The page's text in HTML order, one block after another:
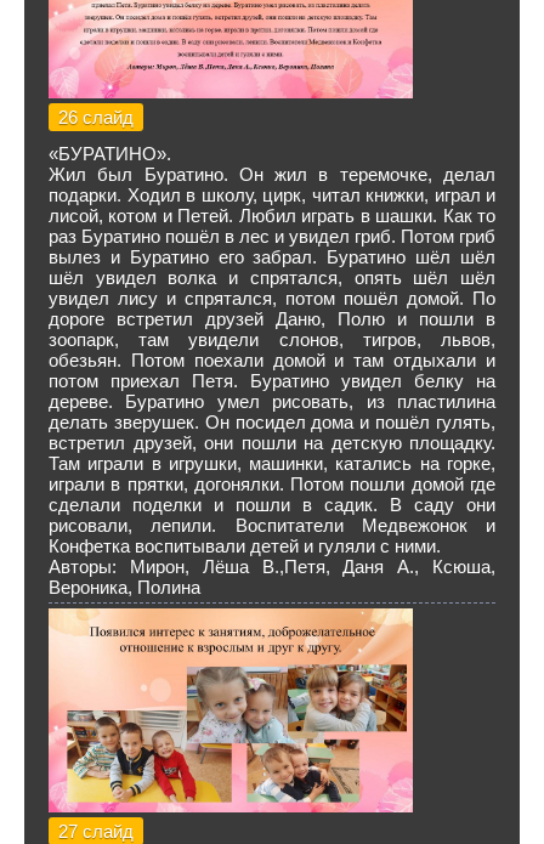
26 слайд
«БУРАТИНО».
Жил был Буратино. Он жил в теремочке, делал
подарки. Ходил в школу, цирк, читал книжки, играл и
лисой, котом и Петей. Любил играть в шашки. Как то
раз Буратино пошёл в лес и увидел гриб. Потом гриб
вылез и Буратино его забрал. Буратино шёл шёл
шёл увидел волка и спрятался, опять шёл шёл
увидел лису и спрятался, потом пошёл домой. По
дороге встретил друзей Даню, Полю и пошли в
зоопарк, там увидели слонов, тигров, львов,
обезьян. Потом поехали домой и там отдыхали и
потом приехал Петя. Буратино увидел белку на
дереве. Буратино умел рисовать, из пластилина
делать зверушек. Он посидел дома и пошёл гулять,
встретил друзей, они пошли на детскую площадку.
Там играли в игрушки, машинки, катались на горке,
играли в прятки, догонялки. Потом пошли домой где
сделали поделки и пошли в садик. В саду они
рисовали, лепили. Воспитатели Медвежонок и
Конфетка воспитывали детей и гуляли с ними.
Авторы: Мирон, Лёша В.,Петя, Даня А., Ксюша,
Вероника, Полина
27 слайд